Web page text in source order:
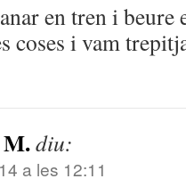
en tren i beure
coses i vam
diu:
a les 12:11